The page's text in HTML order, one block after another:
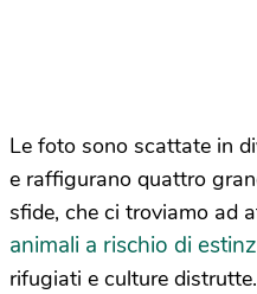
Le foto sono scattate in
e raffigurano quattro
sfide, che ci troviamo ad
animali a rischio di
rifugiati e culture distrutte.